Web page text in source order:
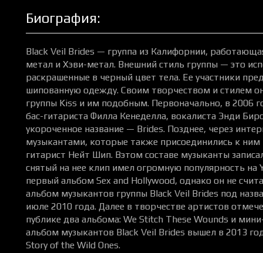
Биография:
Black Veil Brides — группа из Калифорнии,
метал и Хэви-метал. Внешний стиль группы — это
раскрашенные в черный цвет тела. Ее участники
шипованную одежду. Своим творчеством и стилем
группы Kiss и им подобным. Первоначально, в 2006
бас-гитариста Филла Кенеделла, вокалиста Энди
укороченное название — Brides. Позднее, через
музыкантами, которые также присоединились к
гитарист Нейт Шип. Вэтом составе музыканты
снятый на нее клип имел огромную популярность на
первый альбом Sex and Hollywood, однако он не
альбом музыкантов группы Black Veil Brides под
июле 2010 года. Далее в творчестве артистов
публике два альбома: We Stitch These Wounds и
альбом музыкантов Black Veil Brides вышел в 2013
Story of the Wild Ones.